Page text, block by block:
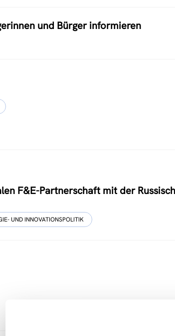
und Bürger informieren
F&E-Partnerschaft mit der
UND INNOVATIONSPOLITIK